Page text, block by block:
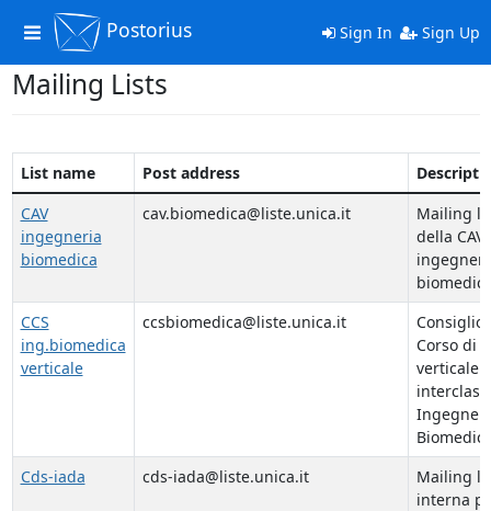
Toggle
navigation
Postorius Sign In Sign Up
Mailing Lists
List name Post address
CAV
ingegneria
biomedica
cav.biomedica@liste.unica.it
Mailing
della CAV
CCS
ing.biomedica
verticale
ccsbiomedica@liste.unica.it
Consiglio
Corso di
verticale
Cds-iada
cds-iada@liste.unica.it
Mailing
interna